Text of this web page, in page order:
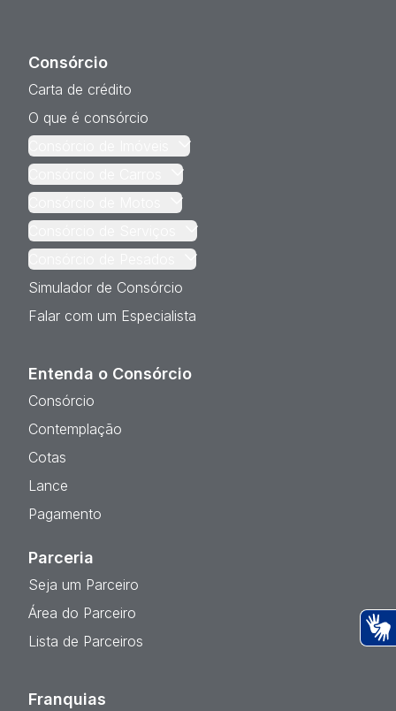
Consórcio
Carta de crédito
O que é consórcio
Consórcio de Imóveis
Consórcio de Carros
Consórcio de Motos
Consórcio de Serviços
Consórcio de Pesados
Simulador de Consórcio
Falar com um Especialista
Entenda o Consórcio
Consórcio
Contemplação
Cotas
Lance
Pagamento
Parceria
Seja um Parceiro
Área do Parceiro
Lista de Parceiros
Franquias